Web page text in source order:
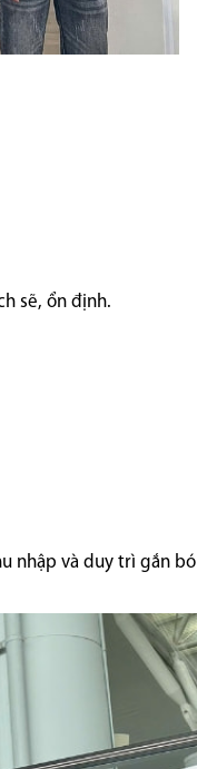
sẽ, ổn định.
nhập và duy trì gắn bó